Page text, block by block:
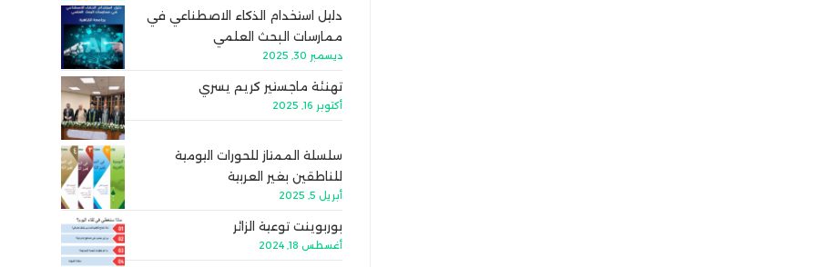
دليل استخدام الذكاء الاصطناعي في
ممارسات البحث العلمي
ديسمبر 30, 2025
تهنئة ماجستير كريم يسري
أكتوبر 16, 2025
سلسلة الممتاز للحورات اليومية
للناطقين بغير العربية
أبريل 5, 2025
بوربوينت توعية الزائر
أغسطس 18, 2024